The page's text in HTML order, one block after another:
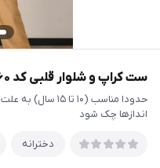
ست کراپ و شلوار قلبی کد ۲۵۶۰
حدودا مناسب (۱۰
اندازها چک شود
دخترانه